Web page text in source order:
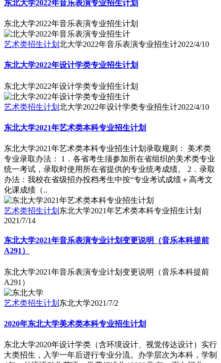
东北大学2022年音乐表演专业招生计划
东北大学2022年音乐表演专业招生计划
艺术类招生计划 北大学2022年音乐表演专业招生计2022/4/10
东北大学2022年设计学类专业招生计划
东北大学2022年设计学类专业招生计划
艺术类招生计划 北大学2022年设计学类专业招生计2022/4/10
东北大学2021年艺术类本科专业招生计划
东北大学2021年艺术类本科专业招生计划录取规则： 美术类
专业录取办法： 1．各省考生须参加所在省组织的美术类专业
统一考试，录取时使用所在省提供的专业统考成绩。 2．录取
办法：我校在省级招办投档考生中按“专业考试成绩＋高考文
化课成绩（..
艺术类招生计划 东北大学2021年艺术类本科专业招生计划
2021/7/14
东北大学2021年音乐表演专业计划变更说明（音乐本科提前
A291）
东北大学2021年音乐表演专业计划变更说明（音乐本科提前
A291）
艺术类招生计划 东北大学2021/7/2
2020年东北大学美术类本科专业招生计划
东北大学2020年设计学类（含环境设计、视觉传达设计）实行
大类招生，入学一年后进行专业分流。办学层次为本科，学制